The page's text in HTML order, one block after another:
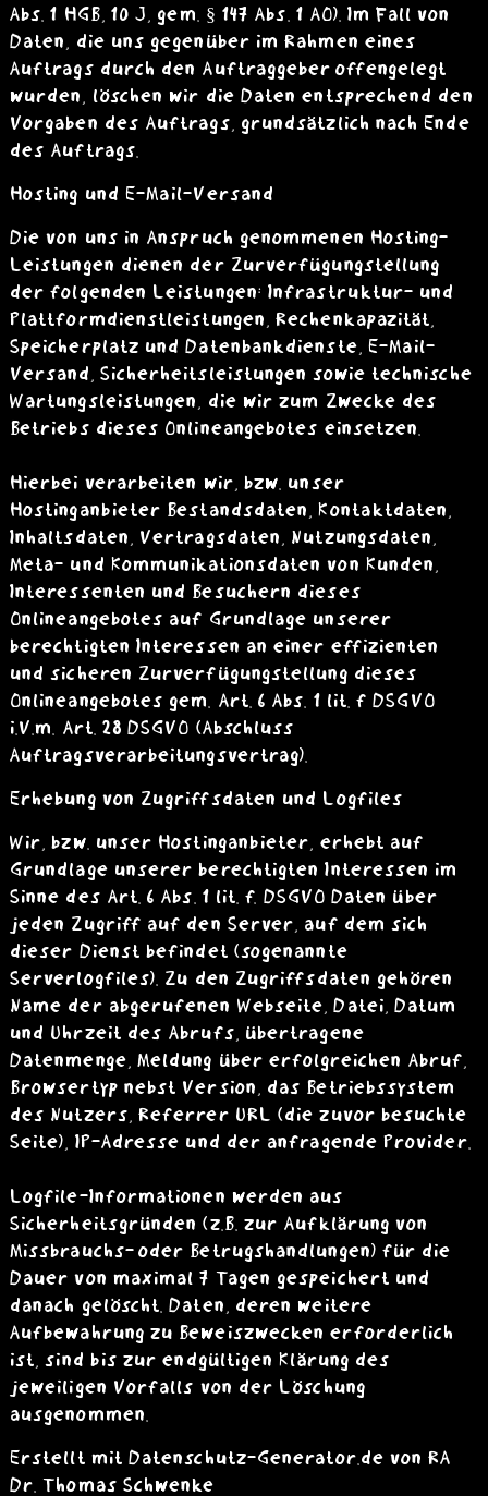
Abs. 1 HGB, 10 J, gem. § 147 Abs. 1 AO). Im Fall von
Daten, die uns gegenüber im Rahmen eines
Auftrags durch den Auftraggeber offengelegt
wurden, löschen wir die Daten entsprechend den
Vorgaben des Auftrags, grundsätzlich nach Ende
des Auftrags.
Hosting und E-Mail-Versand
Die von uns in Anspruch genommenen Hosting-
Leistungen dienen der Zurverfügungstellung
der folgenden Leistungen: Infrastruktur- und
Plattformdienstleistungen, Rechenkapazität,
Speicherplatz und Datenbankdienste, E-Mail-
Versand, Sicherheitsleistungen sowie technische
Wartungsleistungen, die wir zum Zwecke des
Betriebs dieses Onlineangebotes einsetzen.
Hierbei verarbeiten wir, bzw. unser
Hostinganbieter Bestandsdaten, Kontaktdaten,
Inhaltsdaten, Vertragsdaten, Nutzungsdaten,
Meta- und Kommunikationsdaten von Kunden,
Interessenten und Besuchern dieses
Onlineangebotes auf Grundlage unserer
berechtigten Interessen an einer effizienten
und sicheren Zurverfügungstellung dieses
Onlineangebotes gem. Art. 6 Abs. 1 lit. f DSGVO
i.V.m. Art. 28 DSGVO (Abschluss
Auftragsverarbeitungsvertrag).
Erhebung von Zugriffsdaten und Logfiles
Wir, bzw. unser Hostinganbieter, erhebt auf
Grundlage unserer berechtigten Interessen im
Sinne des Art. 6 Abs. 1 lit. f. DSGVO Daten über
jeden Zugriff auf den Server, auf dem sich
dieser Dienst befindet (sogenannte
Serverlogfiles). Zu den Zugriffsdaten gehören
Name der abgerufenen Webseite, Datei, Datum
und Uhrzeit des Abrufs, übertragene
Datenmenge, Meldung über erfolgreichen Abruf,
Browsertyp nebst Version, das Betriebssystem
des Nutzers, Referrer URL (die zuvor besuchte
Seite), IP-Adresse und der anfragende Provider.
Logfile-Informationen werden aus
Sicherheitsgründen (z.B. zur Aufklärung von
Missbrauchs- oder Betrugshandlungen) für die
Dauer von maximal 7 Tagen gespeichert und
danach gelöscht. Daten, deren weitere
Aufbewahrung zu Beweiszwecken erforderlich
ist, sind bis zur endgültigen Klärung des
jeweiligen Vorfalls von der Löschung
ausgenommen.
Erstellt mit Datenschutz-Generator.de von RA
Dr. Thomas Schwenke